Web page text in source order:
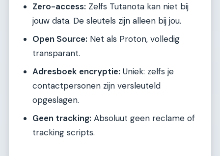
Zero-access: Zelfs Tutanota kan niet bij
jouw data. De sleutels zijn alleen bij jou.
Open Source: Net als Proton, volledig
transparant.
Adresboek encryptie: Uniek: zelfs je
contactpersonen zijn versleuteld
opgeslagen.
Geen tracking: Absoluut geen reclame of
tracking scripts.